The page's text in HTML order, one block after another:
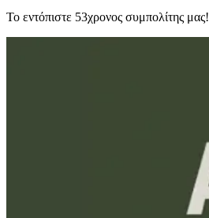
Το εντόπιστε 53χρονος συμπολίτης μας!